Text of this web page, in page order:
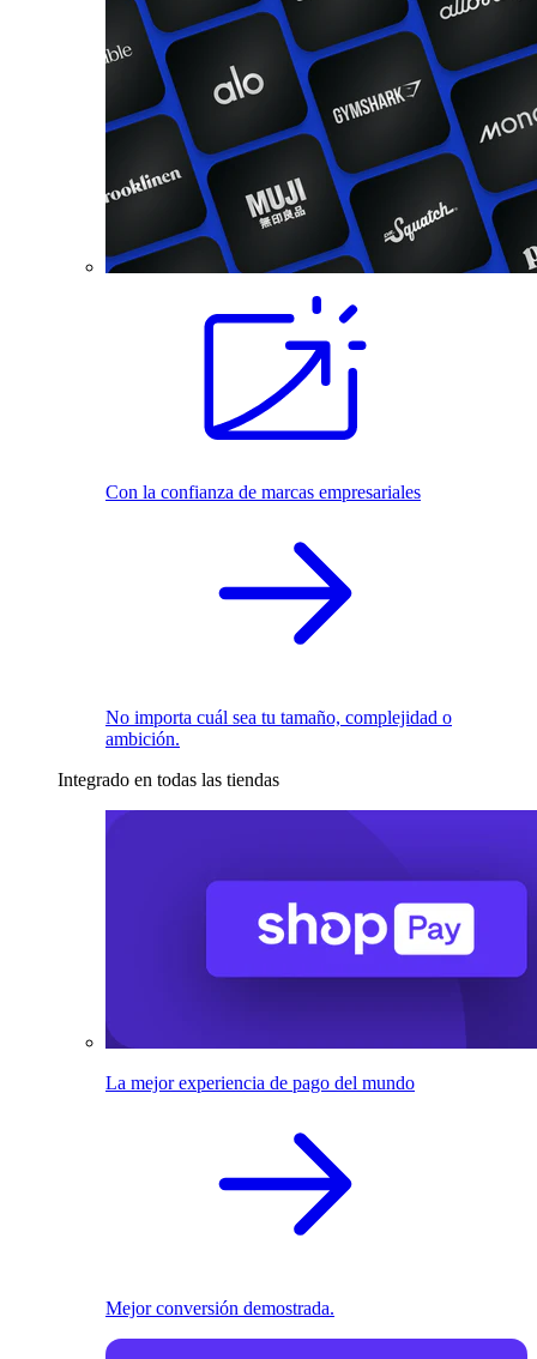
Con la confianza de marcas empresariales
No importa cuál sea tu tamaño, complejidad o
ambición.
Integrado en todas las tiendas
La mejor experiencia de pago del mundo
Mejor conversión demostrada.